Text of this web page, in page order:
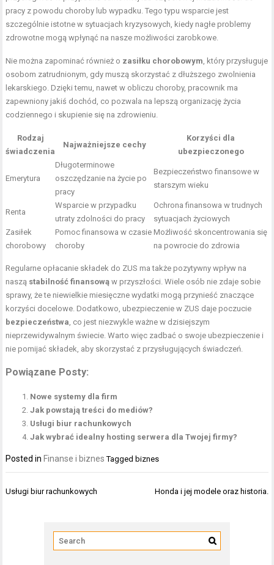
pracy z powodu choroby lub wypadku. Tego typu wsparcie jest
szczególnie istotne w sytuacjach kryzysowych, kiedy nagłe problemy
zdrowotne mogą wpłynąć na nasze możliwości zarobkowe.
Nie można zapominać również o zasiłku chorobowym, który przysługuje
osobom zatrudnionym, gdy muszą skorzystać z dłuższego zwolnienia
lekarskiego. Dzięki temu, nawet w obliczu choroby, pracownik ma
zapewniony jakiś dochód, co pozwala na lepszą organizację życia
codziennego i skupienie się na zdrowieniu.
Rodzaj
świadczenia
Najważniejsze cechy
Korzyści dla
ubezpieczonego
Emerytura
Długoterminowe
oszczędzanie na życie po
pracy
Bezpieczeństwo finansowe w
starszym wieku
Renta
Wsparcie w przypadku
utraty zdolności do pracy
Ochrona finansowa w trudnych
sytuacjach życiowych
Zasiłek
chorobowy
Pomoc finansowa w czasie
choroby
Możliwość skoncentrowania się
na powrocie do zdrowia
Regularne opłacanie składek do ZUS ma także pozytywny wpływ na
naszą stabilność finansową w przyszłości. Wiele osób nie zdaje sobie
sprawy, że te niewielkie miesięczne wydatki mogą przynieść znaczące
korzyści docelowe. Dodatkowo, ubezpieczenie w ZUS daje poczucie
bezpieczeństwa, co jest niezwykle ważne w dzisiejszym
nieprzewidywalnym świecie. Warto więc zadbać o swoje ubezpieczenie i
nie pomijać składek, aby skorzystać z przysługujących świadczeń.
Powiązane Posty:
Nowe systemy dla firm
Jak powstają treści do mediów?
Usługi biur rachunkowych
Jak wybrać idealny hosting serwera dla Twojej firmy?
Posted in Finanse i biznes Tagged biznes
Nawigacja
Usługi biur rachunkowych Honda i jej modele oraz historia.